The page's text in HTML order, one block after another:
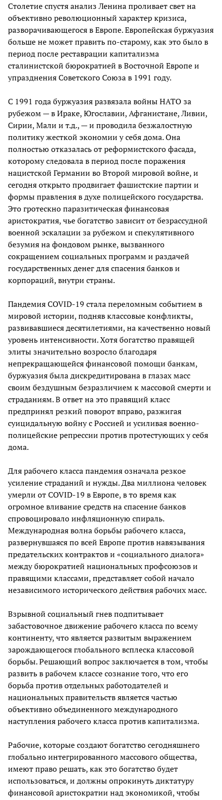
Столетие спустя анализ Ленина проливает свет на
объективно революционный характер кризиса,
разворачивающегося в Европе. Европейская буржуазия
больше не может править по-старому, как это было в
период после реставрации капитализма
сталинистской бюрократией в Восточной Европе и
упразднения Советского Союза в 1991 году.
С 1991 года буржуазия развязала войны НАТО за
рубежом — в Ираке, Югославии, Афганистане, Ливии,
Сирии, Мали и т.д., — и проводила безжалостную
политику жесткой экономии у себя дома. Она
полностью отказалась от реформистского фасада,
которому следовала в период после поражения
нацистской Германии во Второй мировой войне, и
сегодня открыто продвигает фашистские партии и
формы правления в духе полицейского государства.
Это гротескно паразитическая финансовая
аристократия, чье богатство зависит от безрассудной
военной эскалации за рубежом и спекулятивного
безумия на фондовом рынке, вызванного
сокращением социальных программ и раздачей
государственных денег для спасения банков и
корпораций, внутри страны.
Пандемия COVID-19 стала переломным событием в
мировой истории, подняв классовые конфликты,
развивавшиеся десятилетиями, на качественно новый
уровень интенсивности. Хотя богатство правящей
элиты значительно возросло благодаря
непрекращающейся финансовой помощи банкам,
буржуазия была дискредитирована в глазах масс
своим бездушным безразличием к массовой смерти и
страданиям. В ответ на это правящий класс
предпринял резкий поворот вправо, разжигая
суицидальную войну с Россией и усиливая военно-
полицейские репрессии против протестующих у себя
дома.
Для рабочего класса пандемия означала резкое
усиление страданий и нужды. Два миллиона человек
умерли от COVID-19 в Европе, в то время как
огромное вливание средств на спасение банков
спровоцировало инфляционную спираль.
Международная волна борьбы рабочего класса,
развернувшаяся по всей Европе против навязывания
предательских контрактов и «социального диалога»
между бюрократией национальных профсоюзов и
правящими классами, представляет собой начало
независимого исторического действия рабочих масс.
Взрывной социальный гнев подпитывает
забастовочное движение рабочего класса по всему
континенту, что является развитым выражением
зарождающегося глобального всплеска классовой
борьбы. Решающий вопрос заключается в том, чтобы
развить в рабочем классе сознание того, что его
борьба против отдельных работодателей и
национальных правительств является частью
объективно объединенного международного
наступления рабочего класса против капитализма.
Рабочие, которые создают богатство сегодняшнего
глобально интегрированного массового общества,
имеют право решать, как это богатство будет
использоваться, и должны опрокинуть диктатуру
финансовой аристократии над экономикой, чтобы